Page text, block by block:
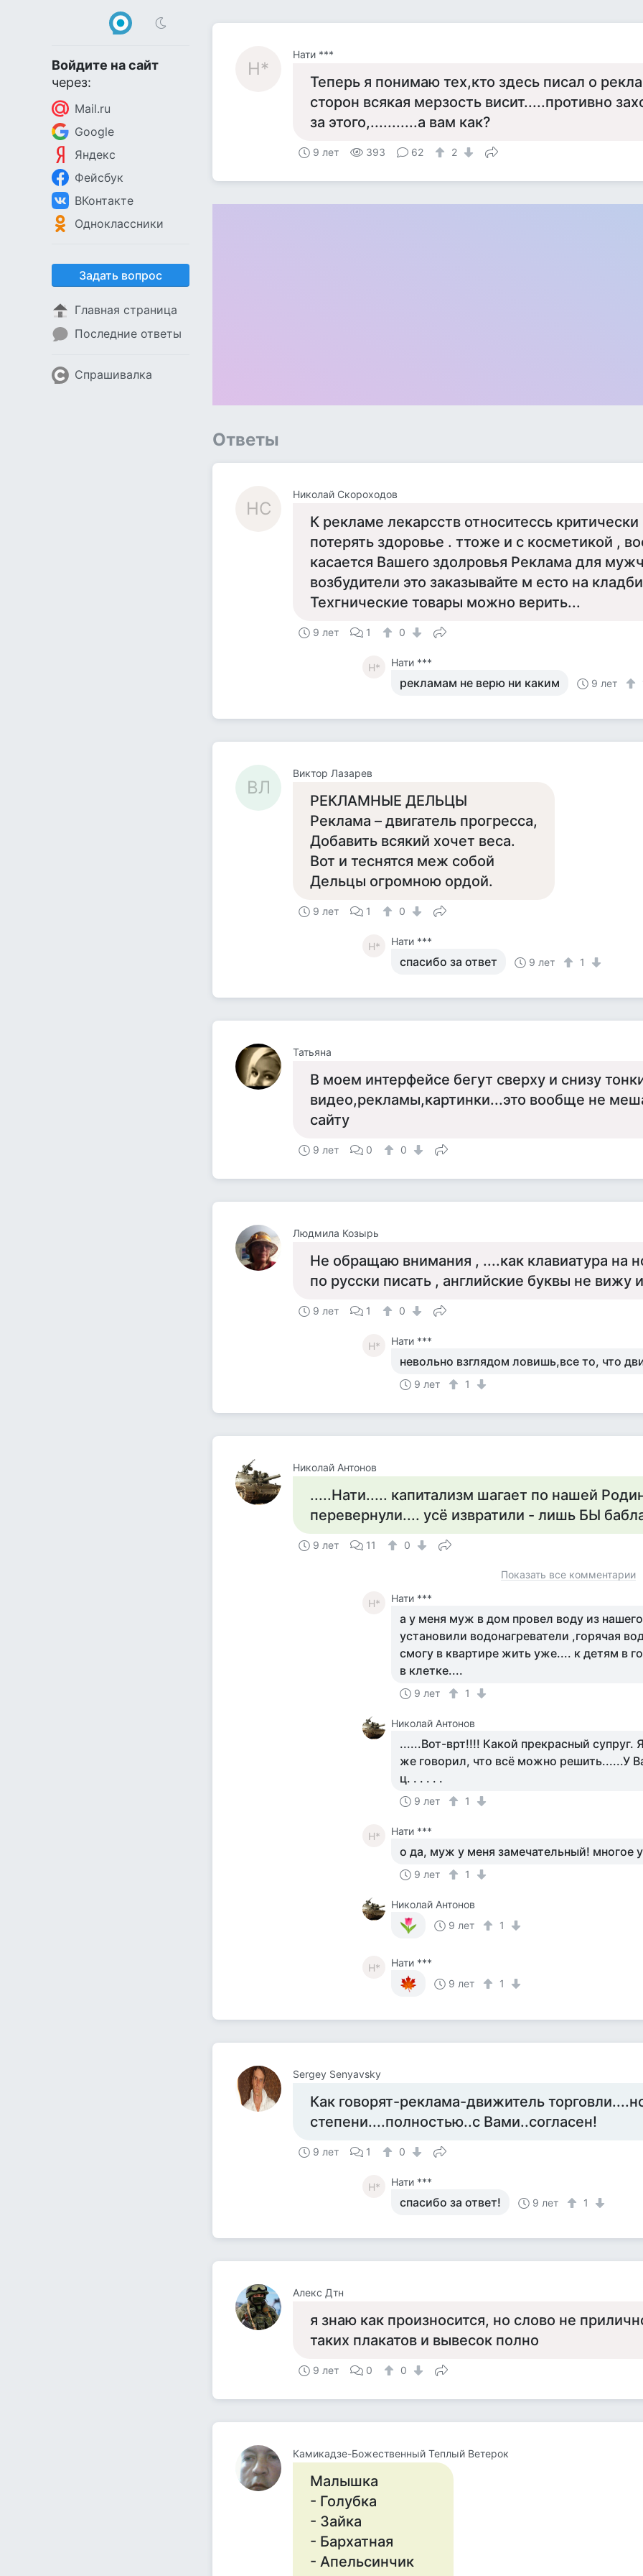
Войдите на сайт
через:
Mail.ru
Google
Яндекс
Фейсбук
ВКонтакте
Одноклассники
Задать вопрос
Главная страница
Последние ответы
Спрашивалка
Н*
Нати ***
Теперь я понимаю тех,кто здесь писал о
сторон всякая мерзость висит.....противно
за этого,...........а вам как?
9 лет 393 62 2
Ответы
НС
Николай Скороходов
К рекламе лекарсств относитессь
потерять здоровье . ттоже и с косметикой ,
касается Вашего здолровья Реклама для
возбудители это заказывайте м есто на
Техгнические товары можно верить...
9 лет 1 0
Н* Нати ***
рекламам не верю ни каким 9 лет
ВЛ
Виктор Лазарев
РЕКЛАМНЫЕ ДЕЛЬЦЫ
Реклама – двигатель прогресса,
Добавить всякий хочет веса.
Вот и теснятся меж собой
Дельцы огромною ордой.
9 лет 1 0
Н* Нати ***
спасибо за ответ 9 лет 1
Татьяна
В моем интерфейсе бегут сверху и снизу
видео,рекламы,картинки...это вообще не
сайту
9 лет 0 0
Людмила Козырь
Не обращаю внимания , ....как клавиатура на
по русски писать , английские буквы не вижу
9 лет 1 0
Н* Нати ***
невольно взглядом ловишь,все то, что
9 лет 1
Николай Антонов
.....Нати..... капитализм шагает по нашей
перевернули.... усё извратили - лишь БЫ
9 лет 11 0
Показать все комментарии
Н* Нати ***
а у меня муж в дом провел воду из
установили водонагреватели ,горячая
смогу в квартире жить уже.... к детям в
в клетке....
9 лет 1
Николай Антонов
......Вот-врт!!!! Какой прекрасный супруг.
же говорил, что всё можно решить......У
ц. . . . . .
9 лет 1
Н* Нати ***
о да, муж у меня замечательный! многое
9 лет 1
Николай Антонов
9 лет
1
Н*
Нати ***
9 лет
1
Sergey Senyavsky
Как говорят-реклама-движитель
степени....полностью..с Вами..согласен!
9 лет 1 0
Н* Нати ***
спасибо за ответ! 9 лет 1
Алекс Дтн
я знаю как произносится, но слово не
таких плакатов и вывесок полно
9 лет 0 0
Камикадзе-Божественный Теплый Ветерок
Малышка
- Голyбка
- Зайка
- Бархатная
- Апельсинчик